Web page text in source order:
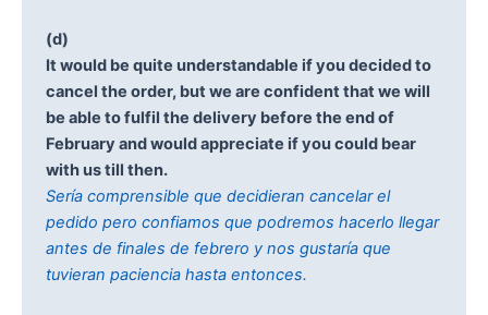
(d)
It would be quite understandable if you decided to
cancel the order, but we are confident that we will
be able to fulfil the delivery before the end of
February and would appreciate if you could bear
with us till then.
Sería comprensible que decidieran cancelar el
pedido pero confiamos que podremos hacerlo llegar
antes de finales de febrero y nos gustaría que
tuvieran paciencia hasta entonces.